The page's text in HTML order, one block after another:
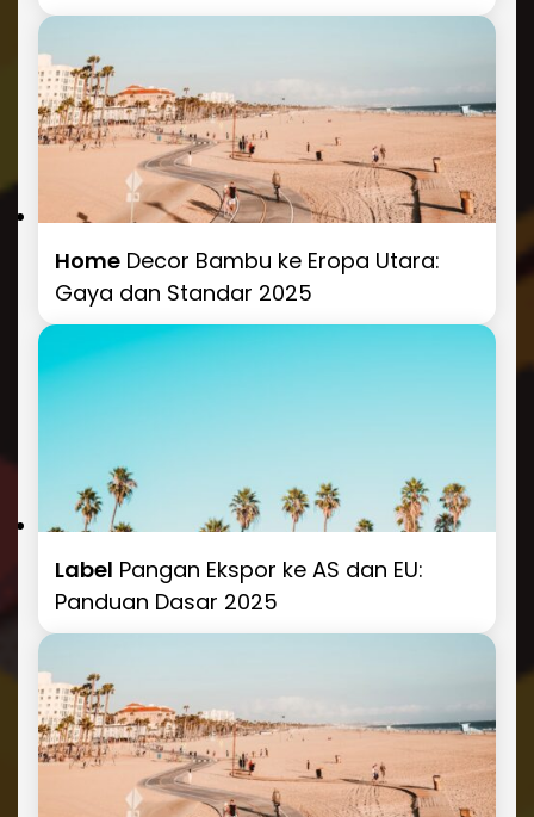
Home Decor Bambu ke Eropa Utara:
Gaya dan Standar 2025
Label Pangan Ekspor ke AS dan EU:
Panduan Dasar 2025